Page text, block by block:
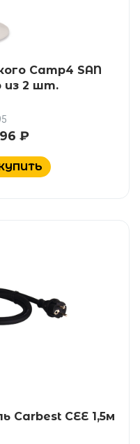
Camp4 SAN
из 2 шт.
₽
Carbest CEE 1,5м